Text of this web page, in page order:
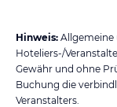
Hinweis: Allgemeine
Hoteliers-/
Gewähr und ohne
Buchung die
Veranstalters.